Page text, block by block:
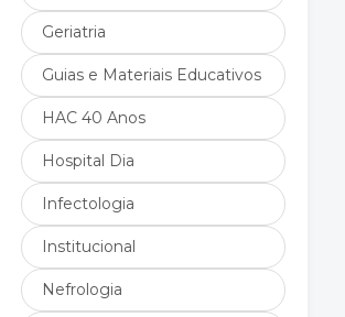
Geriatria
Guias e Materiais Educativos
HAC 40 Anos
Hospital Dia
Infectologia
Institucional
Nefrologia